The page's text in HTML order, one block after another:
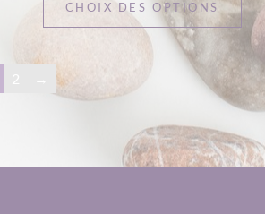
CHOIX DES OPTIONS
2 →